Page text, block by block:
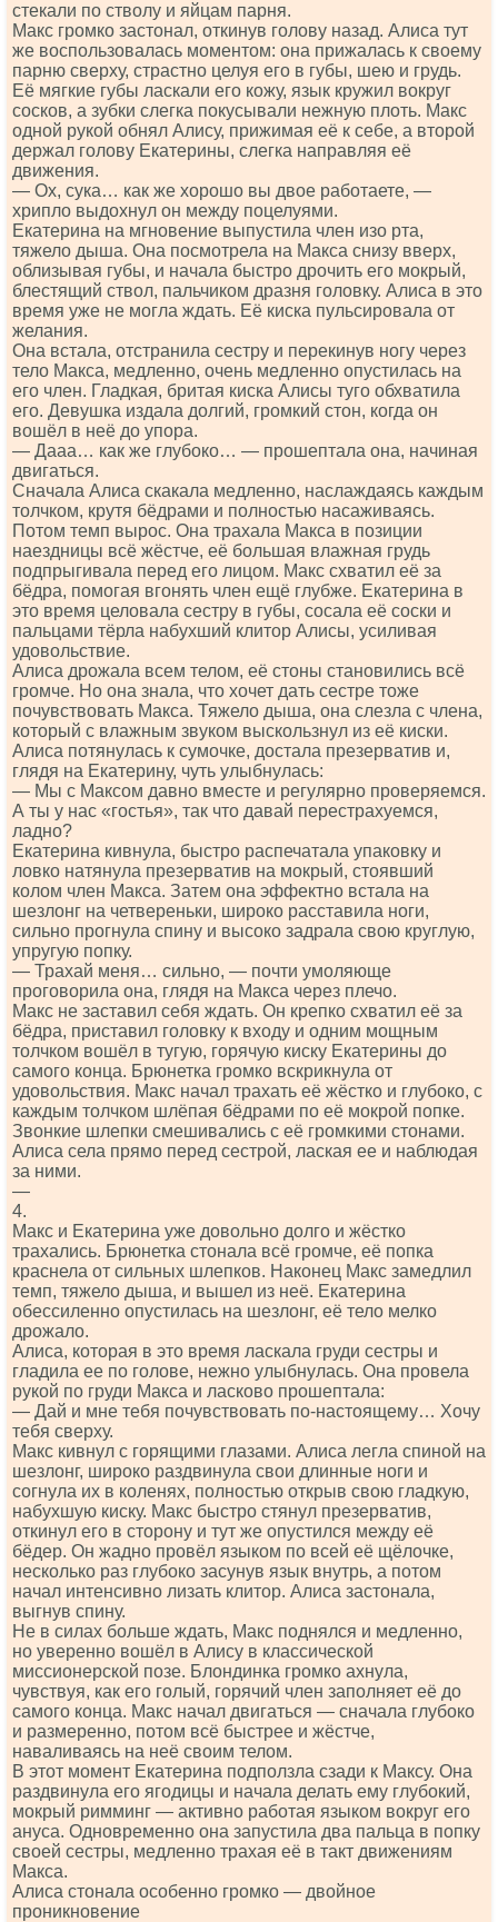
стекали по стволу и яйцам парня.
Макс громко застонал, откинув голову назад. Алиса тут
же воспользовалась моментом: она прижалась к своему
парню сверху, страстно целуя его в губы, шею и грудь.
Её мягкие губы ласкали его кожу, язык кружил вокруг
сосков, а зубки слегка покусывали нежную плоть. Макс
одной рукой обнял Алису, прижимая её к себе, а второй
держал голову Екатерины, слегка направляя её
движения.
— Ох, сука… как же хорошо вы двое работаете, —
хрипло выдохнул он между поцелуями.
Екатерина на мгновение выпустила член изо рта,
тяжело дыша. Она посмотрела на Макса снизу вверх,
облизывая губы, и начала быстро дрочить его мокрый,
блестящий ствол, пальчиком дразня головку. Алиса в это
время уже не могла ждать. Её киска пульсировала от
желания.
Она встала, отстранила сестру и перекинув ногу через
тело Макса, медленно, очень медленно опустилась на
его член. Гладкая, бритая киска Алисы туго обхватила
его. Девушка издала долгий, громкий стон, когда он
вошёл в неё до упора.
— Дааа… как же глубоко… — прошептала она, начиная
двигаться.
Сначала Алиса скакала медленно, наслаждаясь каждым
толчком, крутя бёдрами и полностью насаживаясь.
Потом темп вырос. Она трахала Макса в позиции
наездницы всё жёстче, её большая влажная грудь
подпрыгивала перед его лицом. Макс схватил её за
бёдра, помогая вгонять член ещё глубже. Екатерина в
это время целовала сестру в губы, сосала её соски и
пальцами тёрла набухший клитор Алисы, усиливая
удовольствие.
Алиса дрожала всем телом, её стоны становились всё
громче. Но она знала, что хочет дать сестре тоже
почувствовать Макса. Тяжело дыша, она слезла с члена,
который с влажным звуком выскользнул из её киски.
Алиса потянулась к сумочке, достала презерватив и,
глядя на Екатерину, чуть улыбнулась:
— Мы с Максом давно вместе и регулярно проверяемся.
А ты у нас «гостья», так что давай перестрахуемся,
ладно?
Екатерина кивнула, быстро распечатала упаковку и
ловко натянула презерватив на мокрый, стоявший
колом член Макса. Затем она эффектно встала на
шезлонг на четвереньки, широко расставила ноги,
сильно прогнула спину и высоко задрала свою круглую,
упругую попку.
— Трахай меня… сильно, — почти умоляюще
проговорила она, глядя на Макса через плечо.
Макс не заставил себя ждать. Он крепко схватил её за
бёдра, приставил головку к входу и одним мощным
толчком вошёл в тугую, горячую киску Екатерины до
самого конца. Брюнетка громко вскрикнула от
удовольствия. Макс начал трахать её жёстко и глубоко, с
каждым толчком шлёпая бёдрами по её мокрой попке.
Звонкие шлепки смешивались с её громкими стонами.
Алиса села прямо перед сестрой, лаская ее и наблюдая
за ними.
—
4.
Макс и Екатерина уже довольно долго и жёстко
трахались. Брюнетка стонала всё громче, её попка
краснела от сильных шлепков. Наконец Макс замедлил
темп, тяжело дыша, и вышел из неё. Екатерина
обессиленно опустилась на шезлонг, её тело мелко
дрожало.
Алиса, которая в это время ласкала груди сестры и
гладила ее по голове, нежно улыбнулась. Она провела
рукой по груди Макса и ласково прошептала:
— Дай и мне тебя почувствовать по-настоящему… Хочу
тебя сверху.
Макс кивнул с горящими глазами. Алиса легла спиной на
шезлонг, широко раздвинула свои длинные ноги и
согнула их в коленях, полностью открыв свою гладкую,
набухшую киску. Макс быстро стянул презерватив,
откинул его в сторону и тут же опустился между её
бёдер. Он жадно провёл языком по всей её щёлочке,
несколько раз глубоко засунув язык внутрь, а потом
начал интенсивно лизать клитор. Алиса застонала,
выгнув спину.
Не в силах больше ждать, Макс поднялся и медленно,
но уверенно вошёл в Алису в классической
миссионерской позе. Блондинка громко ахнула,
чувствуя, как его голый, горячий член заполняет её до
самого конца. Макс начал двигаться — сначала глубоко
и размеренно, потом всё быстрее и жёстче,
наваливаясь на неё своим телом.
В этот момент Екатерина подползла сзади к Максу. Она
раздвинула его ягодицы и начала делать ему глубокий,
мокрый римминг — активно работая языком вокруг его
ануса. Одновременно она запустила два пальца в попку
своей сестры, медленно трахая её в такт движениям
Макса.
Алиса стонала особенно громко — двойное
проникновение